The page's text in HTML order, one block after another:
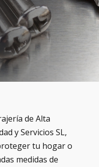
de Alta
y Servicios SL,
tu hogar o
medidas de